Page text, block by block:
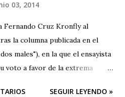
03, 2014
Fernando Cruz Kronfly al
la columna publicada en el
males"), en la que el ensayista
voto a favor de la extrema
SEGUIR LEYENDO »